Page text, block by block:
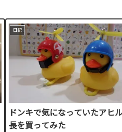
日記
ドンキで気になっていたアヒ
長を買ってみた